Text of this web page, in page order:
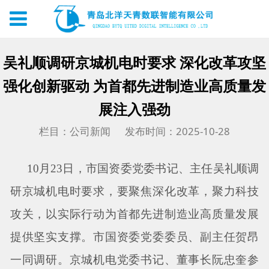
吴礼顺调研京城机电时要求 深化改革攻坚
强化创新驱动 为首都先进制造业高质量发
展注入强劲
栏目：公司新闻 发布时间：2025-10-28
10月23日，市国资委党委书记、主任吴礼顺调
研京城机电时要求，要聚焦深化改革，聚力科技
攻关，以实际行动为首都先进制造业高质量发展
提供坚实支撑。市国资委党委委员、副主任贺昂
一同调研。京城机电党委书记、董事长阮忠奎参